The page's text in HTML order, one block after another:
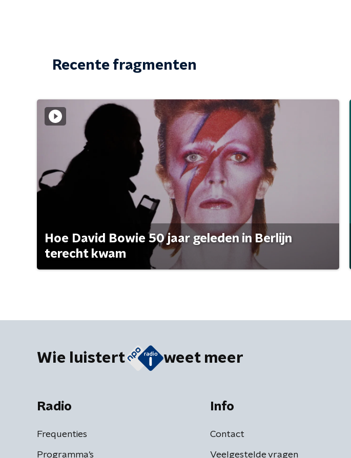
Recente fragmenten
Hoe David Bowie 50 jaar geleden in Berlijn
terecht kwam
Wie luistert weet meer
Radio
Frequenties
Programma's
Info
Contact
Veelgestelde vragen